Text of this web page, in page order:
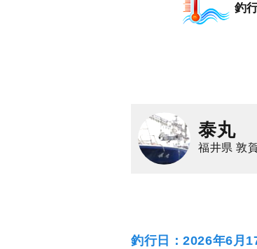
釣
泰丸
福井県 敦
釣行日：2026年6月